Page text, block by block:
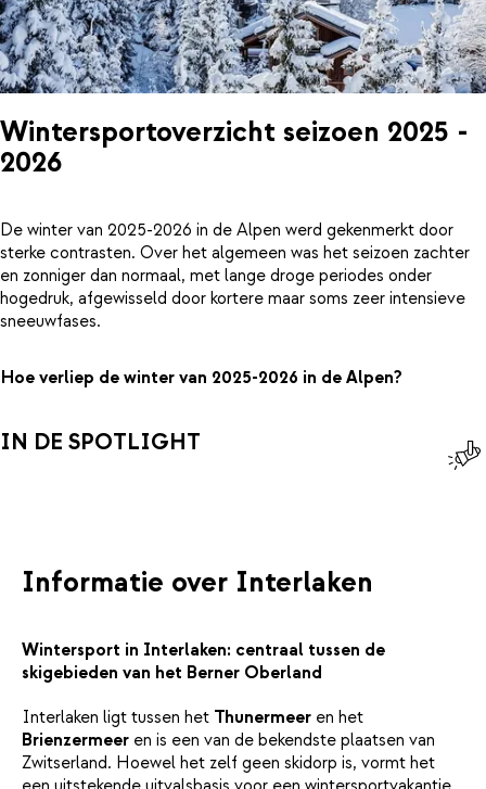
Wintersportoverzicht seizoen 2025 -
2026
De winter van 2025-2026 in de Alpen werd gekenmerkt door
sterke contrasten. Over het algemeen was het seizoen zachter
en zonniger dan normaal, met lange droge periodes onder
hogedruk, afgewisseld door kortere maar soms zeer intensieve
sneeuwfases.
Hoe verliep de winter van 2025-2026 in de Alpen?
IN DE SPOTLIGHT
Informatie over Interlaken
Wintersport in Interlaken: centraal tussen de
skigebieden van het Berner Oberland
Interlaken ligt tussen het Thunermeer en het
Brienzermeer en is een van de bekendste plaatsen van
Zwitserland. Hoewel het zelf geen skidorp is, vormt het